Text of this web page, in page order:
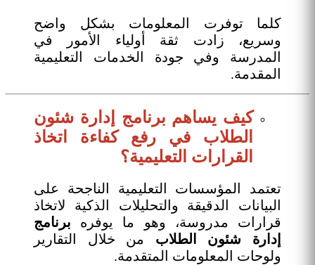
كلما توفرت المعلومات بشكل واضح
وسريع، زادت ثقة أولياء الأمور في
المدرسة وفي جودة الخدمات التعليمية
المقدمة.
كيف يساهم برنامج إدارة شئون
الطلاب في رفع كفاءة اتخاذ
القرارات التعليمية؟
تعتمد المؤسسات التعليمية الناجحة على
البيانات الدقيقة والتحليلات الذكية لاتخاذ
قرارات مدروسة، وهو ما يوفره برنامج
إدارة شئون الطلاب من خلال التقارير
ولوحات المعلومات المتقدمة.